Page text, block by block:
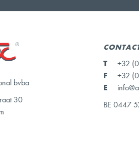
bvba
30
T
+32
F
+32
E
BE 0447